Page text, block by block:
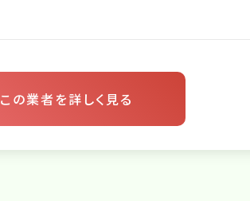
この業者を詳しく見る